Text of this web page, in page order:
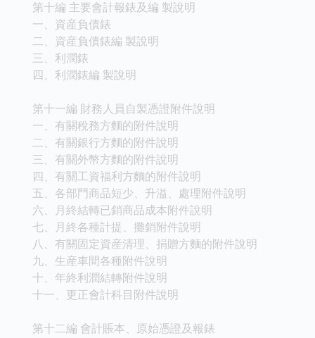
第十編 主要會計報錶及編 製說明
一、資産負債錶
二、資産負債錶編 製說明
三、利潤錶
四、利潤錶編 製說明
第十一編 財務人員自製憑證附件說明
一、有關稅務方麵的附件說明
二、有關銀行方麵的附件說明
三、有關外幣方麵的附件說明
四、有關工資福利方麵的附件說明
五、各部門商品短少、升溢、處理附件說明
六、月終結轉已銷商品成本附件說明
七、月終各種計提、攤銷附件說明
八、有關固定資産清理、捐贈方麵的附件說明
九、生産車間各種附件說明
十、年終利潤結轉附件說明
十一、更正會計科目附件說明
第十二編 會計賬本、原始憑證及報錶